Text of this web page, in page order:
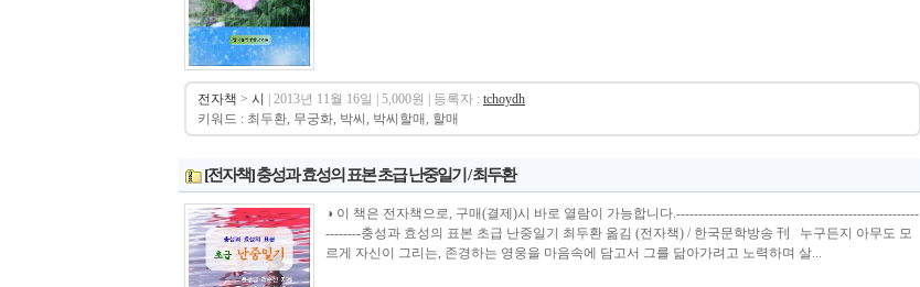
전자책 > 시 | 2013년 11월 16일 | 5,000원 | 등록자 : tchoydh
키워드 : 최두환, 무궁화, 박씨, 박씨할매, 할매
[전자책] 충성과 효성의 표본 초급 난중일기 / 최두환
◑ 이 책은 전자책으로, 구매(결제)시 바로 열람이 가능합니다.-------------------------------------------------------
--------충성과 효성의 표본 초급 난중일기 최두환 옮김 (전자책) / 한국문학방송 刊 누구든지 아무도 모
르게 자신이 그리는, 존경하는 영웅을 마음속에 담고서 그를 닮아가려고 노력하며 살...